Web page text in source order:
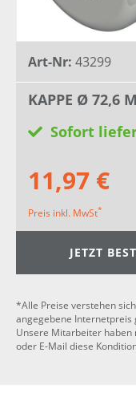
Art-Nr: 43299
KAPPE Ø 72,6
Sofort
11,97 €
Preis inkl. MwSt*
JETZT
*Alle Preise verstehen
angegebene Internetpreis
Unsere Mitarbeiter haben
oder E-Mail diese